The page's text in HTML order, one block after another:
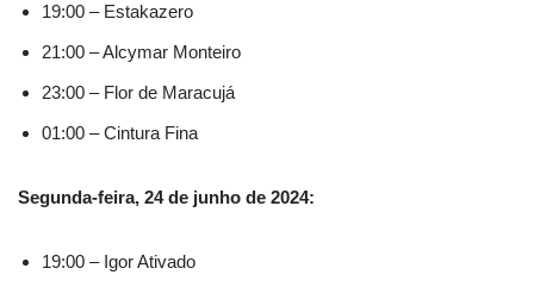
19:00 – Estakazero
21:00 – Alcymar Monteiro
23:00 – Flor de Maracujá
01:00 – Cintura Fina
Segunda-feira, 24 de junho de 2024:
19:00 – Igor Ativado